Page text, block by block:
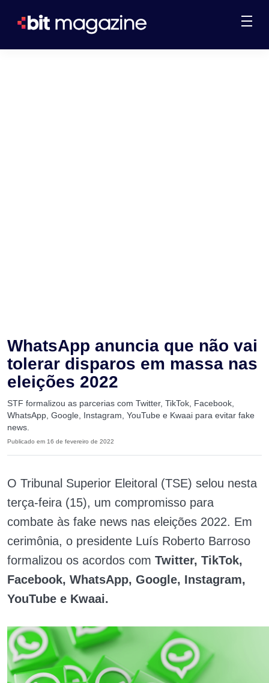
WhatsApp anuncia que não vai
tolerar disparos em massa nas
eleições 2022
STF formalizou as parcerias com Twitter, TikTok, Facebook,
WhatsApp, Google, Instagram, YouTube e Kwaai para evitar fake
news.
Publicado em 16 de fevereiro de 2022
O Tribunal Superior Eleitoral (TSE) selou nesta
terça-feira (15), um compromisso para
combate às fake news nas eleições 2022. Em
cerimônia, o presidente Luís Roberto Barroso
formalizou os acordos com Twitter, TikTok,
Facebook, WhatsApp, Google, Instagram,
YouTube e Kwaai.